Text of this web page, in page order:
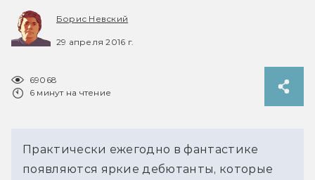
Борис Невский
29 апреля 2016 г.
69068
6 минут на чтение
Практически ежегодно в фантастике
появляются яркие дебютанты, которые